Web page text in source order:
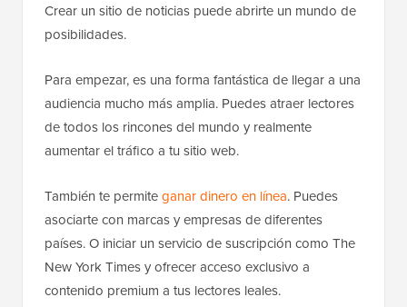
Crear un sitio de noticias puede abrirte un mundo de
posibilidades.
Para empezar, es una forma fantástica de llegar a una
audiencia mucho más amplia. Puedes atraer lectores
de todos los rincones del mundo y realmente
aumentar el tráfico a tu sitio web.
También te permiteganar dinero en línea. Puedes
asociarte con marcas y empresas de diferentes
países. O iniciar un servicio de suscripción como The
New York Times y ofrecer acceso exclusivo a
contenido premium a tus lectores leales.